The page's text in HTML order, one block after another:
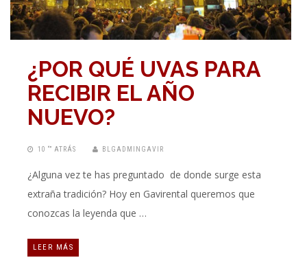
¿POR QUÉ UVAS PARA
RECIBIR EL AÑO
NUEVO?
10 “” ATRÁS BLGADMINGAVIR
¿Alguna vez te has preguntado de donde surge esta
extraña tradición? Hoy en Gavirental queremos que
conozcas la leyenda que …
LEER MÁS